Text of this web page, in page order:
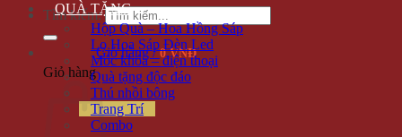
Tìm kiếm:
Giỏ hàng /0 VNĐ
Giỏ hàng
QUÀ TẶNG
Hộp Quà – Hoa Hồng Sáp
Lọ Hoa Sáp Đèn Led
Móc khóa – điện thoại
Quà tặng độc đáo
Thú nhồi bông
Trang Trí
Combo